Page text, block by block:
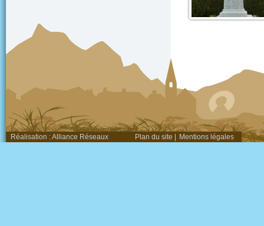
Réalisation :Alliance Réseaux Plan du site Mentions légales